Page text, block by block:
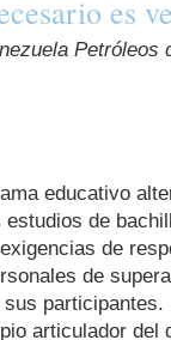
es
Petróleos
educativo
de
de
de
articulador